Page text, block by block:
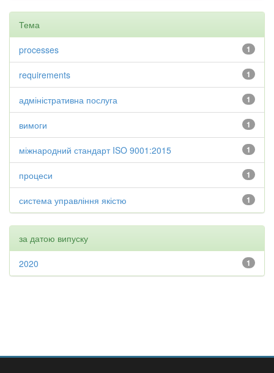
Тема
1
processes
1
requirements
1
адміністративна послуга
1
вимоги
1
міжнародний стандарт ISO 9001:2015
1
процеси
1
система управління якістю
за датою випуску
1
2020